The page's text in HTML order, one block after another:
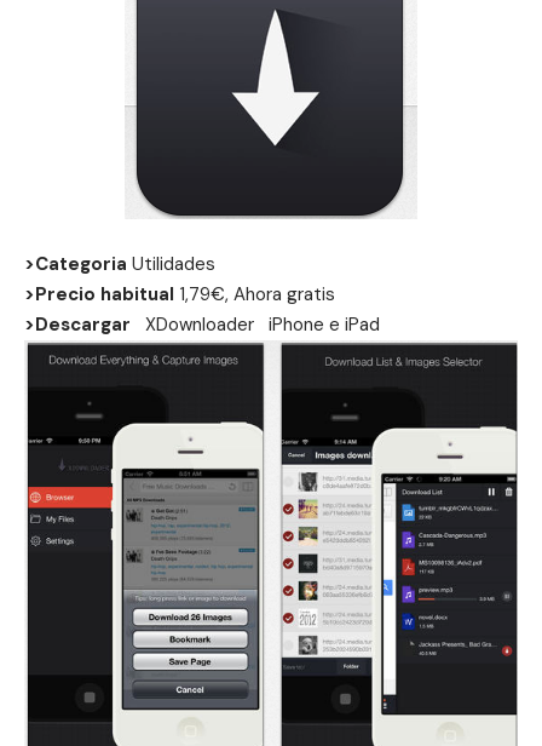
>Categoria Utilidades
>Precio habitual 1,79€, Ahora gratis
>Descargar
XDownloader iPhone e iPad